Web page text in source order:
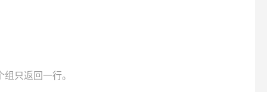
只返回一行。